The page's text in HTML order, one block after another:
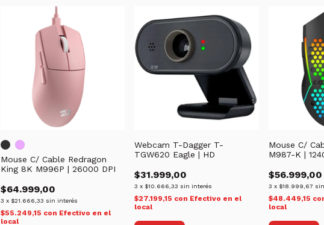
Mouse C/ Cable Redragon
King 8K M996P | 26000 DPI
$64.999,00
3 x $21.666,33 sin interés
$55.249,15 con Efectivo en el
local
Webcam T-Dagger T-
TGW620 Eagle | HD
$31.999,00
3 x $10.666,33 sin interés
$27.199,15 con Efectivo en el
local
Mouse C/
M987-K |
$56.999,00
3 x $18.999,67
$48.449,15
local